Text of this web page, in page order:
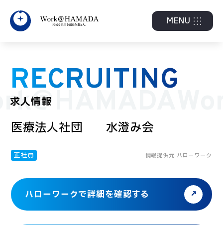
MENU
RECRUITING
求人情報
医療法人社団 水澄み会
正社員 情報提供元 ハローワーク
ハローワークで詳細を確認する